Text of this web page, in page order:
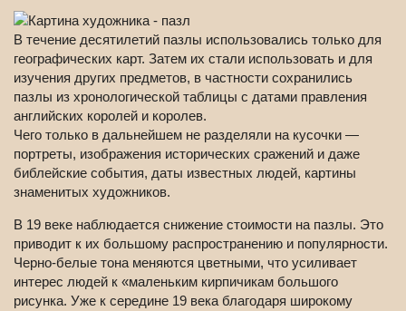
В течение десятилетий пазлы использовались только для
географических карт. Затем их стали использовать и для
изучения других предметов, в частности сохранились
пазлы из хронологической таблицы с датами правления
английских королей и королев.
Чего только в дальнейшем не разделяли на кусочки —
портреты, изображения исторических сражений и даже
библейские события, даты известных людей, картины
знаменитых художников.
В 19 веке наблюдается снижение стоимости на пазлы. Это
приводит к их большому распространению и популярности.
Черно-белые тона меняются цветными, что усиливает
интерес людей к «маленьким кирпичикам большого
рисунка. Уже к середине 19 века благодаря широкому